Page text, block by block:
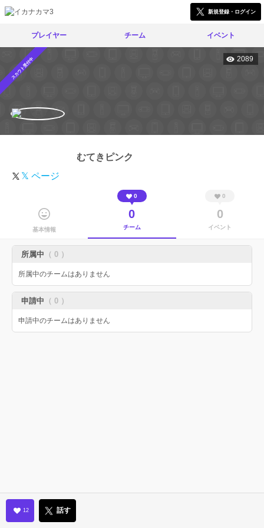
新規登録・ログイン
プレイヤー チーム イベント
スカウト受付中 2089
むてきピンク
𝕏 ページ
基本情報
0
0
チーム
0
0
イベント
所属中 （ 0 ）
所属中のチームはありません
申請中 （ 0 ）
申請中のチームはありません
12 話す